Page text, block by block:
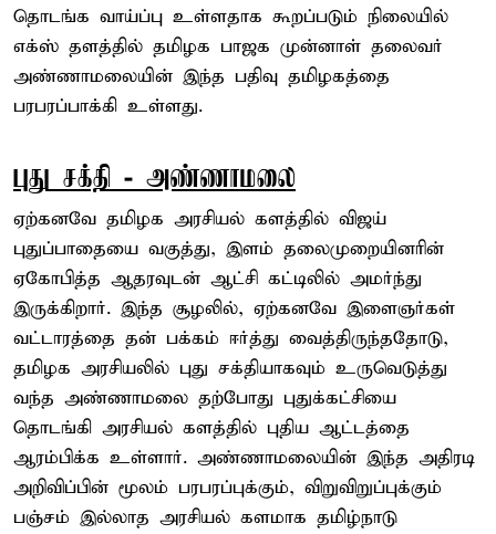
தொடங்க வாய்ப்பு உள்ளதாக கூறப்படும் நிலையில்
எக்ஸ் தளத்தில் தமிழக பாஜக முன்னாள் தலைவர்
அண்ணாமலையின் இந்த பதிவு தமிழகத்தை
பரபரப்பாக்கி உள்ளது.
புது சக்தி - அண்ணாமலை
ஏற்கனவே தமிழக அரசியல் களத்தில் விஜய்
புதுப்பாதையை வகுத்து, இளம் தலைமுறையினரின்
ஏகோபித்த ஆதரவுடன் ஆட்சி கட்டிலில் அமர்ந்து
இருக்கிறார். இந்த சூழலில், ஏற்கனவே இளைஞர்கள்
வட்டாரத்தை தன் பக்கம் ஈர்த்து வைத்திருந்ததோடு,
தமிழக அரசியலில் புது சக்தியாகவும் உருவெடுத்து
வந்த அண்ணாமலை தற்போது புதுக்கட்சியை
தொடங்கி அரசியல் களத்தில் புதிய ஆட்டத்தை
ஆரம்பிக்க உள்ளார். அண்ணாமலையின் இந்த அதிரடி
அறிவிப்பின் மூலம் பரபரப்புக்கும், விறுவிறுப்புக்கும்
பஞ்சம் இல்லாத அரசியல் களமாக தமிழ்நாடு